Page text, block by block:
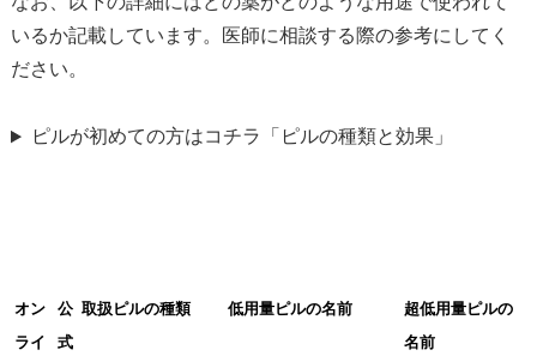
いるか記載しています。医師に相談する際の参考にしてく
ださい。
ピルが初めての方はコチラ「ピルの種類と効果」
オン
ライ
公
式
取扱ピルの種類 低用量ピルの名前
超低用量ピルの
名前